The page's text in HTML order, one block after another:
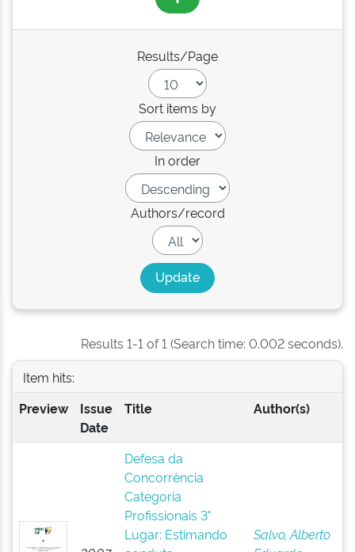
Results/Page
Sort items by
In order
Authors/record
Results 1-1 of 1 (Search time: 0.002 seconds).
Item hits:
Preview
Issue
Date
Title Author(s)
Defesa da
Concorrência
Categoria
Profissionais 3°
Lugar: Estimando
Salvo, Alberto